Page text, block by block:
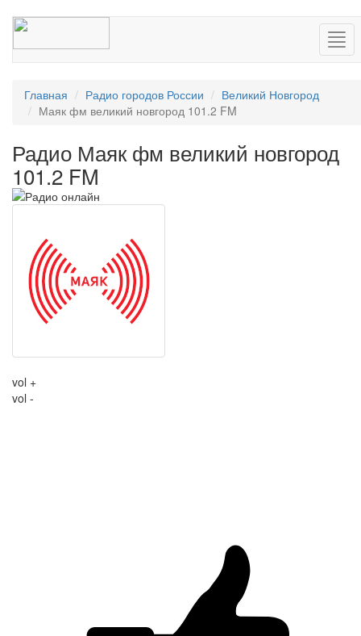
Главная Радио городов России
Великий Новгород
Маяк фм великий новгород 101.2 FM
Радио Маяк фм великий новгород
101.2 FM
vol +
vol -